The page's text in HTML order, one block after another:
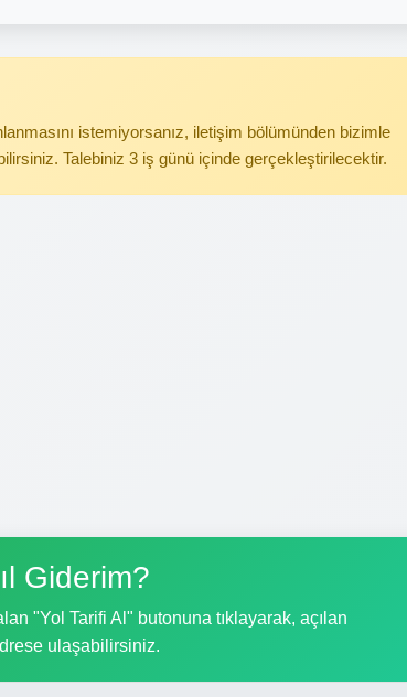
istemiyorsanız, iletişim bölümünden bizimle
Talebiniz 3 iş günü içinde gerçekleştirilecektir.
Giderim?
"Yol Tarifi Al" butonuna tıklayarak, açılan
ulaşabilirsiniz.